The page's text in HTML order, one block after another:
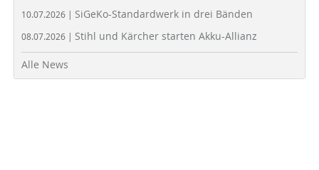
10.07.2026 | SiGeKo-Standardwerk in drei Bänden
08.07.2026 | Stihl und Kärcher starten Akku-Allianz
Alle News